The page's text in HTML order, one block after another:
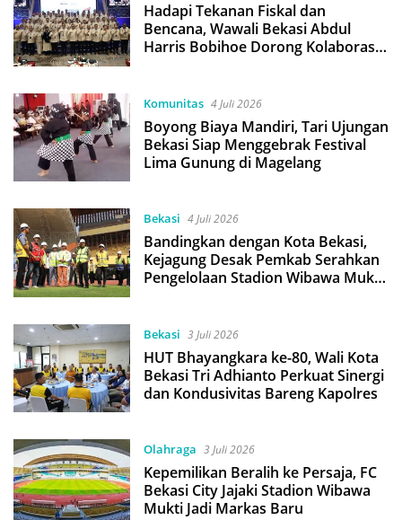
Hadapi Tekanan Fiskal dan
Bencana, Wawali Bekasi Abdul
Harris Bobihoe Dorong Kolaborasi
Komunitas 4 Juli 2026
Boyong Biaya Mandiri, Tari Ujungan
Bekasi Siap Menggebrak Festival
Lima Gunung di Magelang
Bekasi 4 Juli 2026
Bandingkan dengan Kota Bekasi,
Kejagung Desak Pemkab Serahkan
Pengelolaan Stadion Wibawa Mukti
Bekasi 3 Juli 2026
HUT Bhayangkara ke-80, Wali Kota
Bekasi Tri Adhianto Perkuat Sinergi
dan Kondusivitas Bareng Kapolres
Olahraga 3 Juli 2026
Kepemilikan Beralih ke Persaja, FC
Bekasi City Jajaki Stadion Wibawa
Mukti Jadi Markas Baru